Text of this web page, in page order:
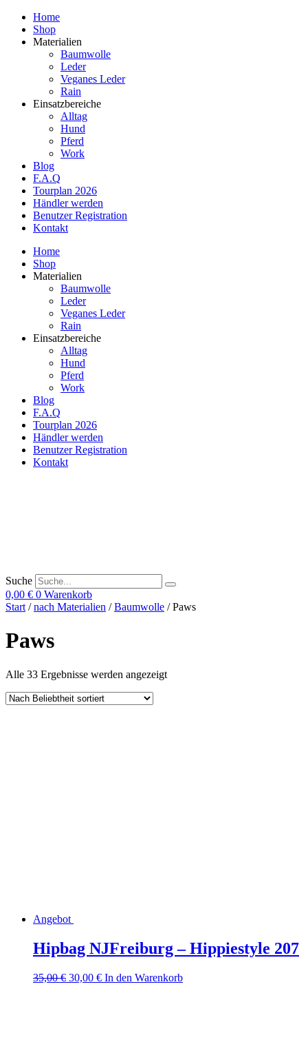
Home
Shop
Materialien
Baumwolle
Leder
Veganes Leder
Rain
Einsatzbereiche
Alltag
Hund
Pferd
Work
Blog
F.A.Q
Tourplan 2026
Händler werden
Benutzer Registration
Kontakt
Home
Shop
Materialien
Baumwolle
Leder
Veganes Leder
Rain
Einsatzbereiche
Alltag
Hund
Pferd
Work
Blog
F.A.Q
Tourplan 2026
Händler werden
Benutzer Registration
Kontakt
Suche
0,00 € 0 Warenkorb
Start /nach Materialien /Baumwolle / Paws
Paws
Alle 33 Ergebnisse werden angezeigtNach
Angebot
Hipbag NJFreiburg – Hippiestyle 207
35,00€ Ursprünglicher
30,00 €Aktueller
In den Warenkorb